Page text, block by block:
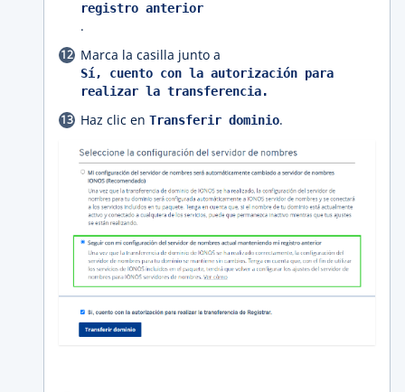
registro anterior
.
Marca la casilla junto a
Sí, cuento con la autorización para
realizar la transferencia.
Haz clic en Transferir dominio.